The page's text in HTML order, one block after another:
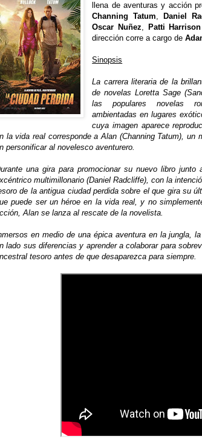
llena de aventuras y acción
Channing Tatum, Daniel
Oscar Nuñez, Patti Harrison
dirección corre a cargo de
Sinopsis
La carrera literaria de la
de novelas Loretta Sage
las populares novelas
ambientadas en lugares
cuya imagen aparece
la vida real corresponde a Alan (Channing Tatum), un
personificar al novelesco aventurero.
una gira para promocionar su nuevo libro
multimillonario (Daniel Radcliffe), con la
de la antigua ciudad perdida sobre el que gira su
puede ser un héroe en la vida real, y no
Alan se lanza al rescate de la novelista.
en medio de una épica aventura en la jungla,
lado sus diferencias y aprender a colaborar para
tesoro antes de que desaparezca para siempre.